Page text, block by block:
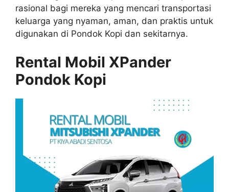
rasional bagi mereka yang mencari transportasi
keluarga yang nyaman, aman, dan praktis untuk
digunakan di Pondok Kopi dan sekitarnya.
Rental Mobil XPander
Pondok Kopi